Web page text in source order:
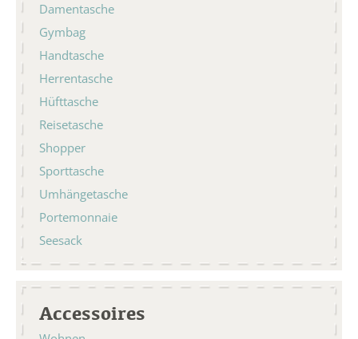
Damentasche
Gymbag
Handtasche
Herrentasche
Hüfttasche
Reisetasche
Shopper
Sporttasche
Umhängetasche
Portemonnaie
Seesack
Accessoires